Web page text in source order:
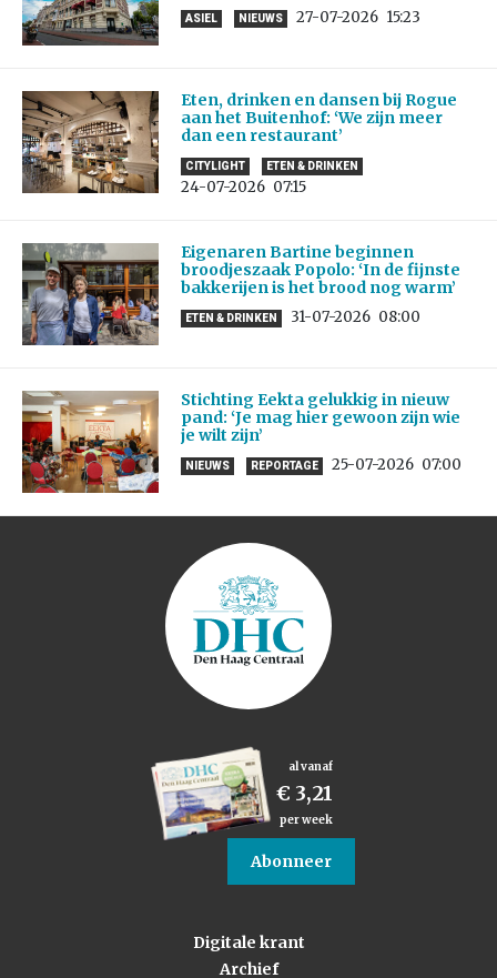
ASIEL NIEUWS 27-07-2026 15:23
Eten, drinken en dansen bij Rogue
aan het Buitenhof: ‘We zijn meer
dan een restaurant’
CITYLIGHT ETEN & DRINKEN
24-07-2026 07:15
Eigenaren Bartine beginnen
broodjeszaak Popolo: ‘In de fijnste
bakkerijen is het brood nog warm’
ETEN & DRINKEN 31-07-2026 08:00
Stichting Eekta gelukkig in nieuw
pand: ‘Je mag hier gewoon zijn wie
je wilt zijn’
NIEUWS REPORTAGE 25-07-2026 07:00
al vanaf
€ 3,21
per week
Abonneer
Digitale krant
Archief